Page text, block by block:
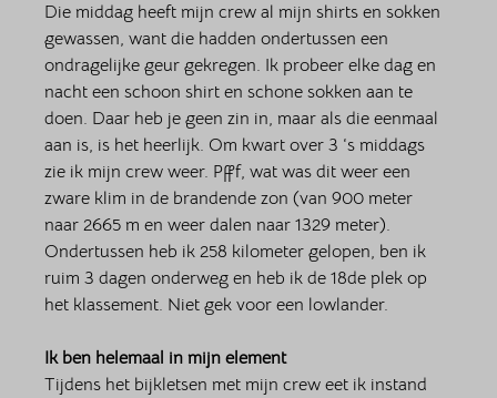
Die middag heeft mijn crew al mijn shirts en sokken
gewassen, want die hadden ondertussen een
ondragelijke geur gekregen. Ik probeer elke dag en
nacht een schoon shirt en schone sokken aan te
doen. Daar heb je geen zin in, maar als die eenmaal
aan is, is het heerlijk. Om kwart over 3 ‘s middags
zie ik mijn crew weer. Pfff, wat was dit weer een
zware klim in de brandende zon (van 900 meter
naar 2665 m en weer dalen naar 1329 meter).
Ondertussen heb ik 258 kilometer gelopen, ben ik
ruim 3 dagen onderweg en heb ik de 18de plek op
het klassement. Niet gek voor een lowlander.
Ik ben helemaal in mijn element
Tijdens het bijkletsen met mijn crew eet ik instand